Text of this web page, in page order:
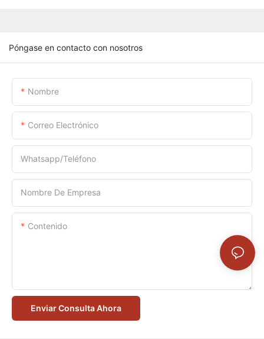
Póngase en contacto con nosotros
Nombre
Correo Electrónico
Whatsapp/Teléfono
Nombre De Empresa
Contenido
Enviar Consulta Ahora